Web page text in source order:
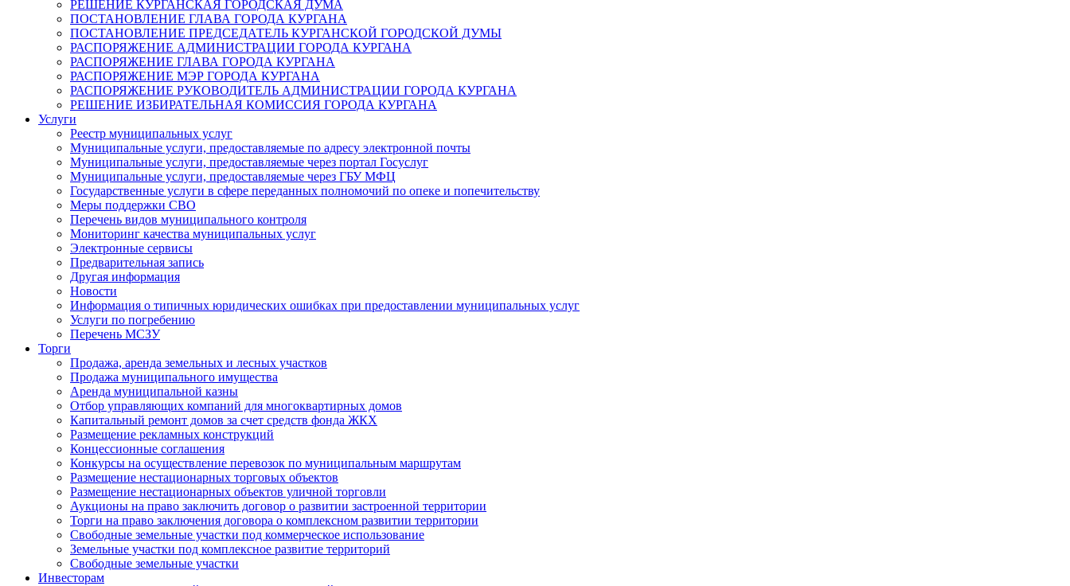
РЕШЕНИЕ КУРГАНСКАЯ ГОРОДСКАЯ ДУМА
ПОСТАНОВЛЕНИЕ ГЛАВА ГОРОДА КУРГАНА
ПОСТАНОВЛЕНИЕ ПРЕДСЕДАТЕЛЬ КУРГАНСКОЙ ГОРОДСКОЙ ДУМЫ
РАСПОРЯЖЕНИЕ АДМИНИСТРАЦИИ ГОРОДА КУРГАНА
РАСПОРЯЖЕНИЕ ГЛАВА ГОРОДА КУРГАНА
РАСПОРЯЖЕНИЕ МЭР ГОРОДА КУРГАНА
РАСПОРЯЖЕНИЕ РУКОВОДИТЕЛЬ АДМИНИСТРАЦИИ ГОРОДА КУРГАНА
РЕШЕНИЕ ИЗБИРАТЕЛЬНАЯ КОМИССИЯ ГОРОДА КУРГАНА
Услуги
Реестр муниципальных услуг
Муниципальные услуги, предоставляемые по адресу электронной почты
Муниципальные услуги, предоставляемые через портал Госуслуг
Муниципальные услуги, предоставляемые через ГБУ МФЦ
Государственные услуги в сфере переданных полномочий по опеке и попечительству
Меры поддержки СВО
Перечень видов муниципального контроля
Мониторинг качества муниципальных услуг
Электронные сервисы
Предварительная запись
Другая информация
Новости
Информация о типичных юридических ошибках при предоставлении муниципальных услуг
Услуги по погребению
Перечень МСЗУ
Торги
Продажа, аренда земельных и лесных участков
Продажа муниципального имущества
Аренда муниципальной казны
Отбор управляющих компаний для многоквартирных домов
Капитальный ремонт домов за счет средств фонда ЖКХ
Размещение рекламных конструкций
Концессионные соглашения
Конкурсы на осуществление перевозок по муниципальным маршрутам
Размещение нестационарных торговых объектов
Размещение нестационарных объектов уличной торговли
Аукционы на право заключить договор о развитии застроенной территории
Торги на право заключения договора о комплексном развитии территории
Свободные земельные участки под коммерческое использование
Земельные участки под комплексное развитие территорий
Свободные земельные участки
Инвесторам